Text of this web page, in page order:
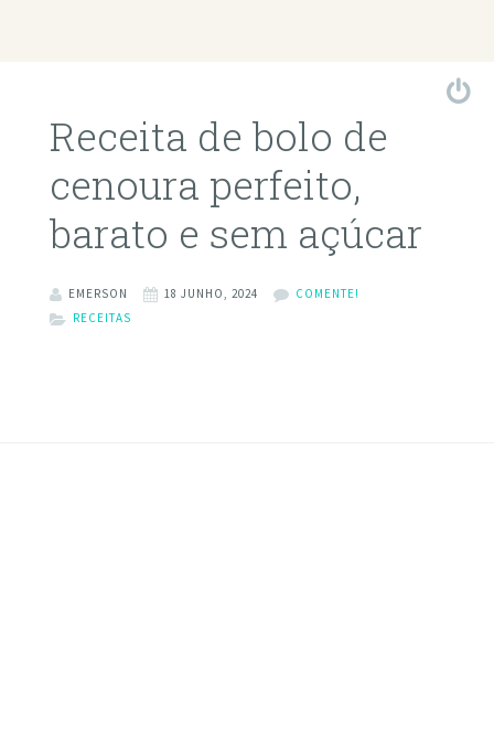
Receita de bolo de
cenoura perfeito,
barato e sem açúcar
EMERSON 18 JUNHO, 2024
COMENTE!
RECEITAS